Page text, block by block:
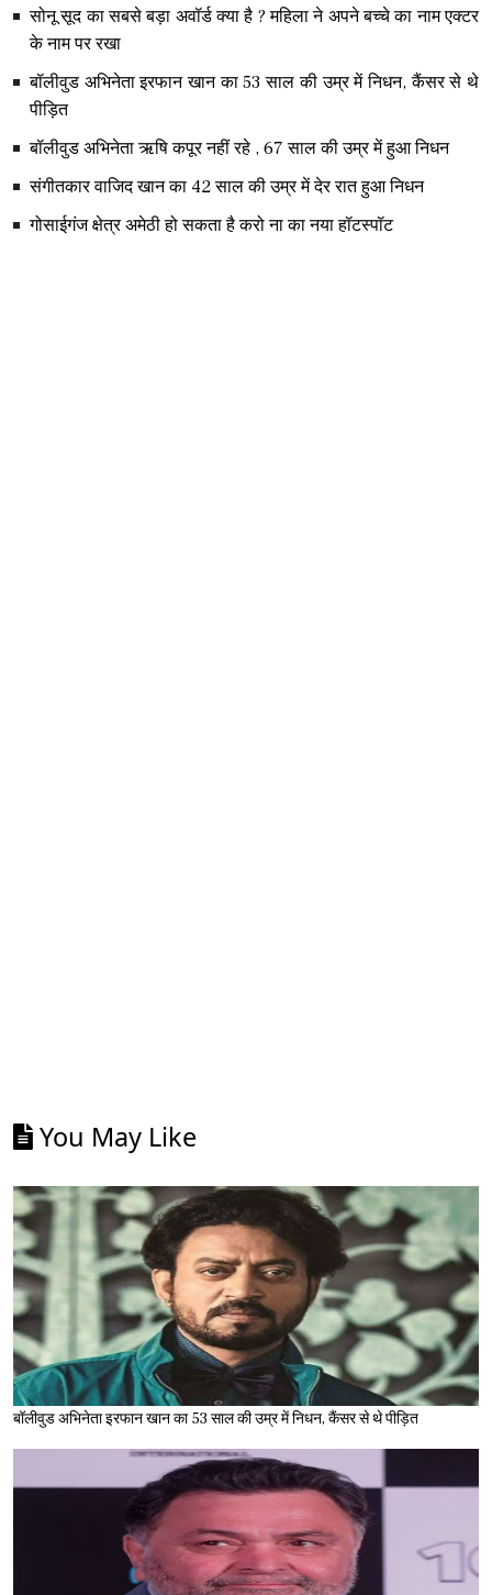
सोनू सूद का सबसे बड़ा अवॉर्ड क्या है ? महिला ने अपने बच्चे का नाम एक्टर
के नाम पर रखा
बॉलीवुड अभिनेता इरफान खान का 53 साल की उम्र में निधन, कैंसर से थे
पीड़ित
बॉलीवुड अभिनेता ऋषि कपूर नहीं रहे , 67 साल की उम्र में हुआ निधन
संगीतकार वाजिद खान का 42 साल की उम्र में देर रात हुआ निधन
गोसाईगंज क्षेत्र अमेठी हो सकता है करो ना का नया हॉटस्पॉट
You May Like
बॉलीवुड अभिनेता इरफान खान का 53 साल की उम्र में निधन, कैंसर से थे पीड़ित